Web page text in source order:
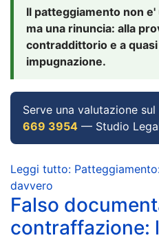
Il patteggiamento non
ma una rinuncia: alla
contraddittorio e a
impugnazione.
Serve una valutazione
669 3954 — Studio
Leggi tutto:
davvero
Falso
contraffazione: